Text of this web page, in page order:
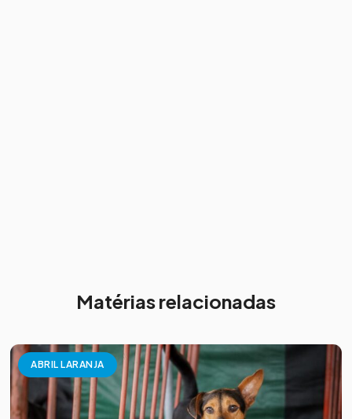
Matérias relacionadas
ABRIL LARANJA